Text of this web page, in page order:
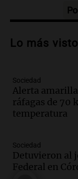
Audio.
nieve se
Audio.
prácticas
Panorama
Audio.
la
Lo más visto
Sociedad
Alerta
ráfagas de 70
temperatura
Sociedad
Detuvieron al
Federal en